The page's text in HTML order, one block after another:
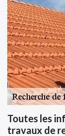
Toutes les
travaux de